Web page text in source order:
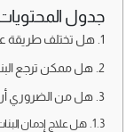
جدول
هل تختلف طريقة
هل ممكن ترجع
هل من الضروري
هل علاج إدمان